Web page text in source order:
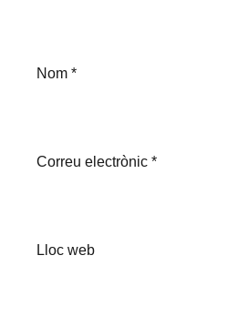
Nom *
Correu electrònic *
Lloc web